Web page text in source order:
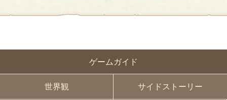
ゲームガイド
世界観 サイドストーリー